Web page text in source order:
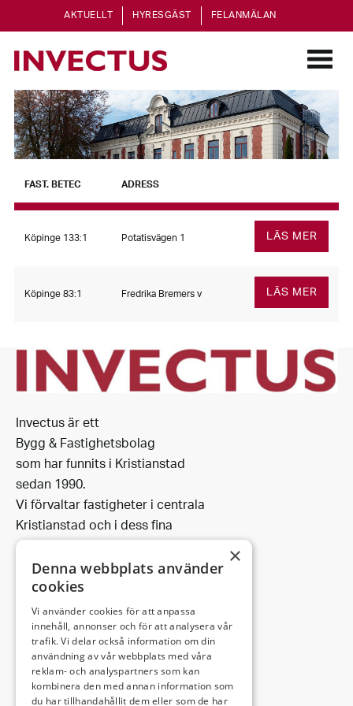
AKTUELLT HYRESGÄST FELANMÄLAN
FAST. BETEC ADRESS
Köpinge 133:1 Potatisvägen 1 LÄS MER
Köpinge 83:1 Fredrika Bremers v LÄS MER
Invectus är ett
Bygg & Fastighetsbolag
som har funnits i Kristianstad
sedan 1990.
Vi förvaltar fastigheter i centrala
Kristianstad och i dess fina
omgivning.
Leveransadress:
Björkhemsvägen 9
291 54 Kristianstad
Besöksadress:
×
Denna webbplats använder
cookies
Vi använder cookies för att anpassa
innehåll, annonser och för att analysera vår
trafik. Vi delar också information om din
användning av vår webbplats med våra
reklam- och analyspartners som kan
kombinera den med annan information som
du har tillhandahållit dem eller som de har